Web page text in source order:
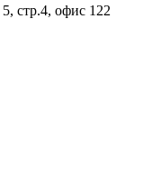
стр.4, офис 122